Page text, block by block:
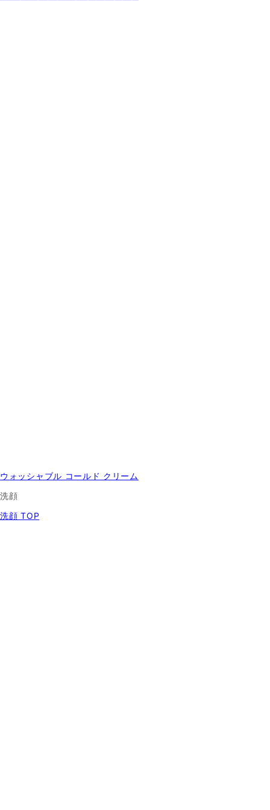
ウォッシャブル コールド クリーム
洗顔
洗顔 TOP